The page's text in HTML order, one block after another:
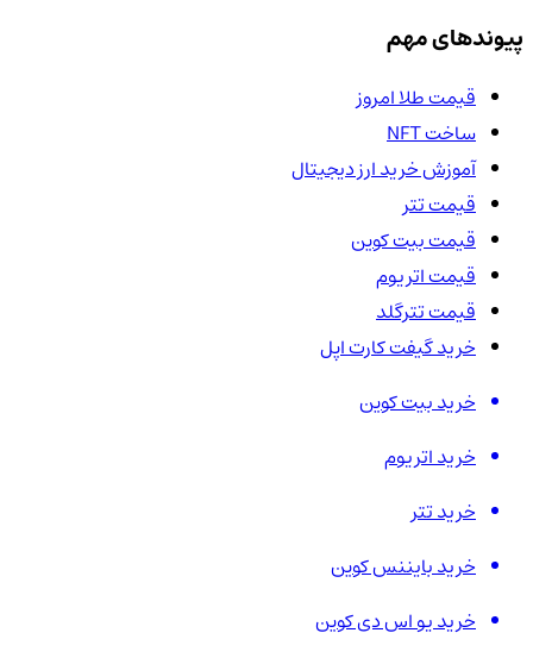
پیوندهای مهم
قیمت طلا امروز
ساخت NFT
آموزش خرید ارز دیجیتال
قیمت تتر
قیمت بیت کوین
قیمت اتریوم
قیمت تترگلد
خرید گیفت کارت اپل
خرید بیت کوین
خرید اتریوم
خرید تتر
خرید بایننس کوین
خرید یو اس دی کوین